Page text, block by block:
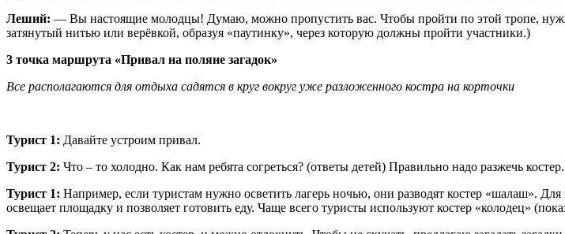
Леший: — Вы настоящие молодцы! Думаю, можно пропустить вас. Чтобы пройти по этой тропе,
затянутый нитью или верёвкой, образуя «паутинку», через которую должны пройти участники.)
3 точка маршрута «Привал на поляне загадок»
Все располагаются для отдыха садятся в круг вокруг уже разложенного костра на корточки
Турист 1: Давайте устроим привал.
Турист 2: Что – то холодно. Как нам ребята согреться? (ответы детей) Правильно надо разжечь
Турист 1: Например, если туристам нужно осветить лагерь ночью, они разводят костер «шалаш».
освещает площадку и позволяет готовить еду. Чаще всего туристы используют костер «колодец»